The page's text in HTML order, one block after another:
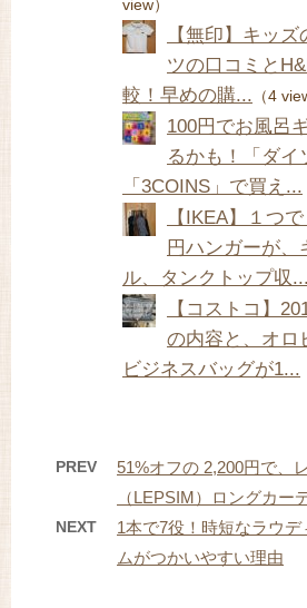
view）
【無印】キッ
ツの口コミと
較！早めの購... （4
100円でお風呂
るかも！「ダイ
「3COINS」で買え...
【IKEA】１つ
円ハンガーが、
ル、タンクトップ収...
【コストコ】
の内容と、オロ
ビジネスバッグが1...
PREV
51%オフの 2,200円で、
（LEPSIM）ロングカー
NEXT
1本で7役！時短なラウ
ムがつかいやすい理由